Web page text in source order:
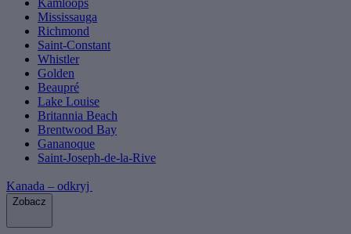
Kamloops
Mississauga
Richmond
Saint-Constant
Whistler
Golden
Beaupré
Lake Louise
Britannia Beach
Brentwood Bay
Gananoque
Saint-Joseph-de-la-Rive
Kanada – odkryj
Zobacz